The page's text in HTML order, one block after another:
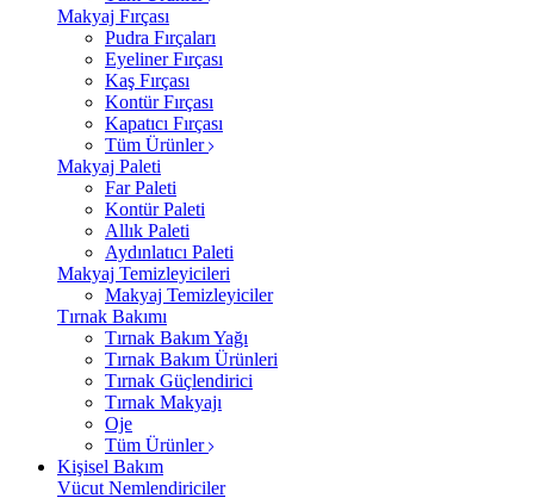
Makyaj Fırçası
Pudra Fırçaları
Eyeliner Fırçası
Kaş Fırçası
Kontür Fırçası
Kapatıcı Fırçası
Tüm Ürünler
Makyaj Paleti
Far Paleti
Kontür Paleti
Allık Paleti
Aydınlatıcı Paleti
Makyaj Temizleyicileri
Makyaj Temizleyiciler
Tırnak Bakımı
Tırnak Bakım Yağı
Tırnak Bakım Ürünleri
Tırnak Güçlendirici
Tırnak Makyajı
Oje
Tüm Ürünler
Kişisel Bakım
Vücut Nemlendiriciler